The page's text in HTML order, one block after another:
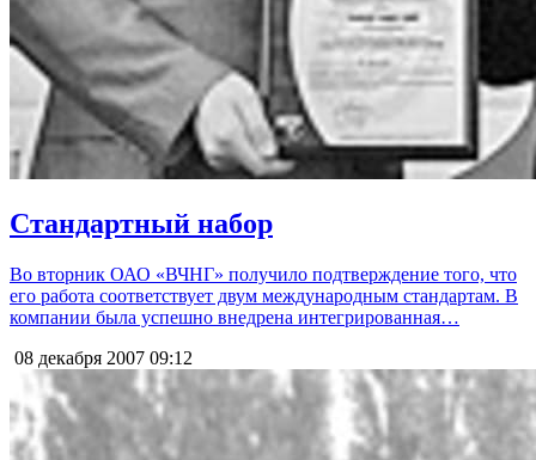
Стандартный набор
Во вторник ОАО «ВЧНГ» получило подтверждение того, что
его работа соответствует двум международным стандартам. В
компании была успешно внедрена интегрированная…
08 декабря 2007 09:12